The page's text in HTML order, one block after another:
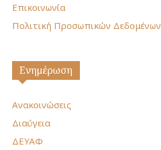
Επικοινωνία
Πολιτική Προσωπικών Δεδομένων
Ενημέρωση
Ανακοινώσεις
Διαύγεια
ΔΕΥΑΦ